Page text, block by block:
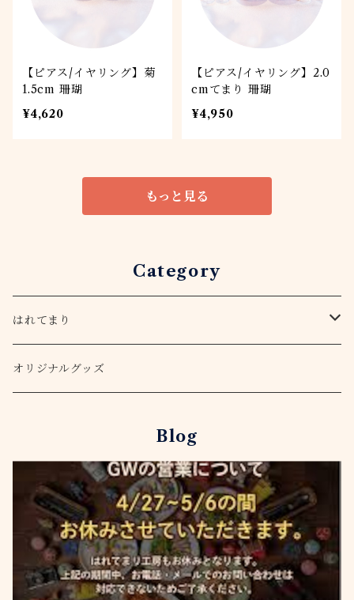
【ピアス/イヤリング】菊
1.5cm 珊瑚
¥4,620
【ピアス/イヤリング】2.0
cmてまり 珊瑚
¥4,950
もっと見る
Category
はれてまり
てまりキット
ピアス・イヤリング
ヘアゴム
ストラップ
バッグチャーム
季節を楽しむ
オリジナルグッズ
Blog